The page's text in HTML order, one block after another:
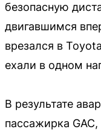
безопасную
двигавшимся
врезался в
ехали в одном
В результате
пассажирка